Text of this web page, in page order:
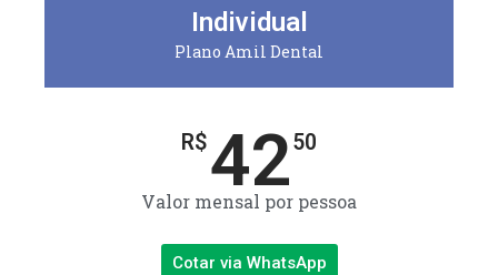
Individual
Plano Amil Dental
R$4250
Valor mensal por pessoa
Cotar via WhatsApp